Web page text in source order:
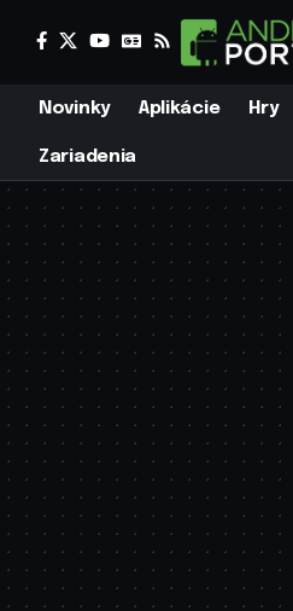
Novinky Aplikácie Hry
Zariadenia